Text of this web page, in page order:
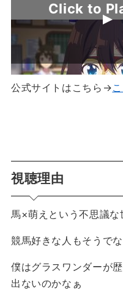
公式サイトはこちら→
視聴理由
馬×萌えという不思議な
競馬好きな人もそうで
僕はグラスワンダーが
出ないのかなぁ